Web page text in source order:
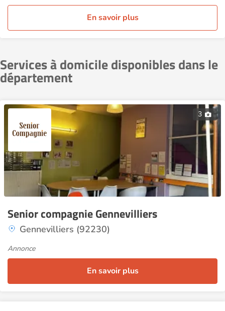
En savoir plus
Services à domicile disponibles dans le
département
3
Senior compagnie Gennevilliers
Gennevilliers (92230)
Annonce
En savoir plus